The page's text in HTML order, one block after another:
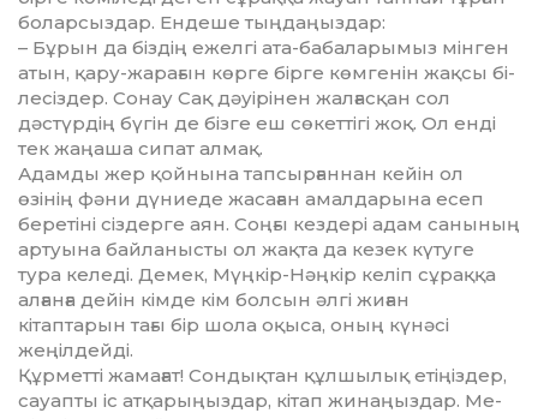
боларсыздар. Ендеше тың­даңыздар:
– Бұрын да біздің ежелгі ата-ба­баларымыз мінген
атын, қару-жа­ра­ғын көрге бірге көмгенін жақсы бі­
ле­сіздер. Сонау Сақ дәуірінен жал­­­­ғасқан сол
дәстүрдің бүгін де біз­ге еш сөкеттігі жоқ. Ол енді
тек жаңа­ша сипат алмақ.
Адамды жер қойнына тапсыр­ған­нан кейін ол
өзінің фәни дүниеде жа­саған амалдарына есеп
беретіні сіз­дерге аян. Соңғы кездері адам са­ны­ның
артуына байланысты ол жақ­та да кезек күтуге
тура келеді. Де­мек, Мүңкір-Нәңкір келіп сұрақ­қа
алғанға дейін кімде кім болсын әл­гі жиған
кітаптарын тағы бір шола оқыса, оның күнәсі
жеңілдейді.
Құрметті жамағат! Сондықтан құл­шылық етіңіздер,
сауапты іс ат­қа­рыңыздар, кітап жинаңыздар. Ме­